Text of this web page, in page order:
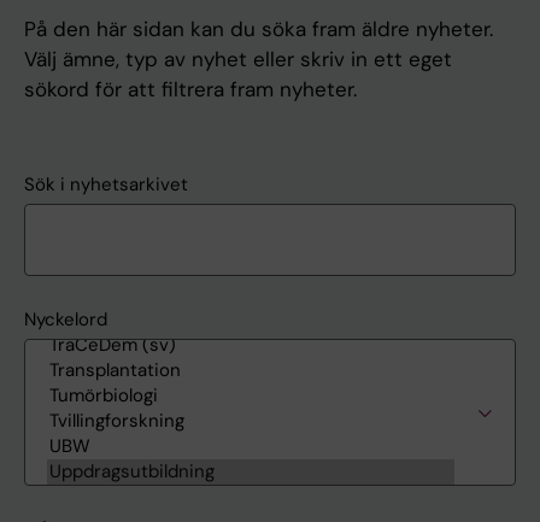
På den här sidan kan du söka fram äldre nyheter.
Välj ämne, typ av nyhet eller skriv in ett eget
sökord för att filtrera fram nyheter.
Sök i nyhetsarkivet
Nyckelord